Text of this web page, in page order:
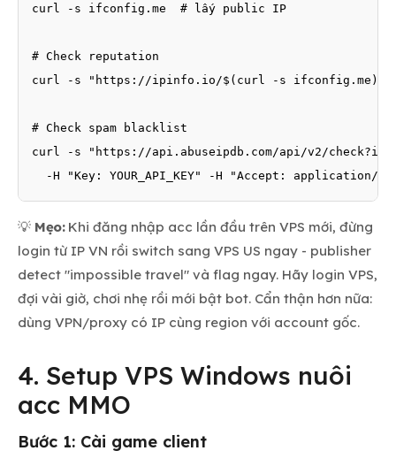
curl -s ifconfig.me  # lấy public IP
# Check reputation
curl -s "https://ipinfo.io/$(curl -s ifconfig.me)/
# Check spam blacklist
curl -s "https://api.abuseipdb.com/api/v2/
-H "Key: YOUR_API_KEY" -H "Accept: application/
💡 Mẹo:Khi đăng nhập acc lần đầu trên VPS mới, đừng
login từ IP VN rồi switch sang VPS US ngay - publisher
detect "impossible travel" và flag ngay. Hãy login VPS,
đợi vài giờ, chơi nhẹ rồi mới bật bot. Cẩn thận hơn nữa:
dùng VPN/proxy có IP cùng region với account gốc.
4. Setup VPS Windows nuôi
acc MMO
Bước 1: Cài game client